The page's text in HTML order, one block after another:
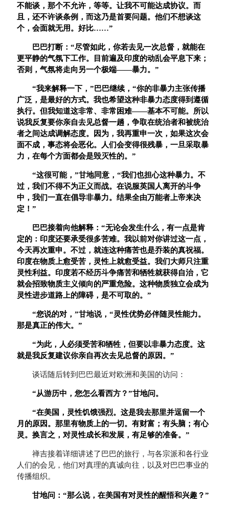
不能谈，那个不允许，等等。让我不可能达成协议。而
且，还不许谈条例，而这乃是首要问题。他们不想谈这
个，会面就无用。好比……”
巴巴打断： “尽管如此，你若去见一次总督，就能在
更平静的气氛下工作。目前遍及印度的动乱会平息下来；
否则，气氛将走向另一个极端——暴力。 ”
“我来解释一下， ” 巴巴继续， “你的非暴力主张传播
广泛，是最好的方式。我也希望这种非暴力态度得到遵循
执行。但我知道这非常、非常困难——基本不可能。所以
说我反复要你亲自去见总督一趟，争取在统治者和被统治
者之间达成调解态度。因为，我再重申一次，如果这次会
面不成，事态将会恶化。人们会变得很残暴，一旦采取暴
力，在每个方面都会是毁灭性的。 ”
“这很可能， ”甘地同意， “我们也担心这种暴力。不
过，我们不得不为正义而战。在说服英国人离开的斗争
中，我们一直在倡导非暴力。结果全由万能者上帝来决
定！ ”
巴巴接着向他解释： “无论会发生什么，有一点是肯
定的：印度还要承受很多苦难。我以前对你讲过这一点，
今天再次重申。不过，就连这种痛苦也是乔装的真祝福。
印度在物质上愈受苦，灵性上就愈受益。我们大师只注重
灵性利益。印度若不经历斗争痛苦和牺牲就获得自治，它
就会招致物质主义倾向的严重危险。这种物质独立会成为
灵性进步道路上的障碍，是不可取的。 ”
“您说的对， ”甘地说， “灵性优势必伴随灵性能力。
那是真正的伟大。 ”
“为此，人必须受苦和牺牲，但要以非暴力态度。这
就是我反复建议你亲自再次去见总督的原因。 ”
谈话随后转到巴巴最近对欧洲和美国的访问：
“从游历中，您怎么看西方？”甘地问。
“在美国，灵性饥饿强烈。这是我去那里并逗留一个
月的原因。那里有物质上的一切。有财富；有头脑；有心
灵。换言之，对灵性成长和发展，有足够的准备。 ”
禅吉接着详细讲述了巴巴的旅行，与各宗派和各行业
人们的会见，他们对真理的真诚向往，以及对巴巴事业的
传播组织。
甘地问： “那么说，在美国有对灵性的醒悟和兴趣？”